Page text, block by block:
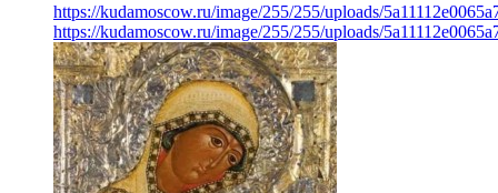
https://kudamoscow.ru/image/255/255/uploads/
https://kudamoscow.ru/image/255/255/uploads/